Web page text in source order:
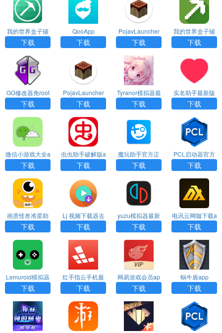
我的世界盒子辅
助工具app
下载
QooApp
下载
PojavLauncher
启动器下载app
下载
我的世界盒子辅
助工具下载版ap
p
下载
GG修改器免root
版app
下载
PojavLauncher
启动器最新版下
载app
下载
Tyranor模拟器最
新版下载app
下载
实名助手最新版
下载app
下载
微信小游戏大全a
pp下载
下载
虫虫助手破解版a
pp
下载
魔玩助手官方正
版下载app
下载
PCL启动器官方
最新版下载app
下载
画质怪兽准星助
手下载app
下载
Lj 视频下载器去
广告最新版下载a
pp
下载
yuzu模拟器最新
版下载app
下载
电讯云网咖下载a
pp
下载
Lemuroid模拟器
中文汉化版app
下载
红手指云手机最
新版下载app
下载
网易游戏会员ap
p官方版
下载
蜗牛盾app
下载